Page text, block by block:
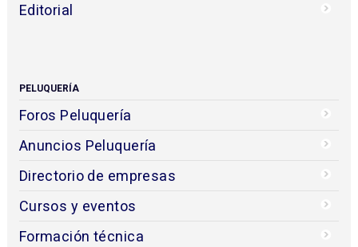
Editorial
PELUQUERÍA
Foros Peluquería
Anuncios Peluquería
Directorio de empresas
Cursos y eventos
Formación técnica